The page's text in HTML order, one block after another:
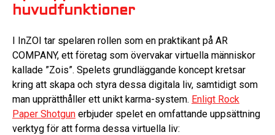
huvudfunktioner
I InZOI tar spelaren rollen som en praktikant på AR
COMPANY, ett företag som övervakar virtuella människor
kallade ”Zois”. Spelets grundläggande koncept kretsar
kring att skapa och styra dessa digitala liv, samtidigt som
man upprätthåller ett unikt karma-system. Enligt Rock
Paper Shotgun erbjuder spelet en omfattande uppsättning
verktyg för att forma dessa virtuella liv: